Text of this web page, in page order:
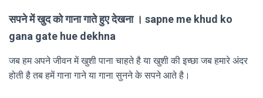
सपने में खुद को गाना गाते हुए देखना । sapne me khud ko
gana gate hue dekhna
जब हम अपने जीवन में खुशी पाना चाहते है या खुशी की इच्छा जब हमारे अंदर
होती है तब हमें गाना गाने या गाना सुनने के सपने आते है।